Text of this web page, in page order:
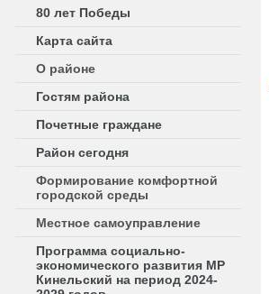
80 лет Победы
Карта сайта
О районе
Гостям района
Почетные граждане
Район сегодня
Формирование комфортной
городской среды
Местное самоуправление
Программа социально-
экономического развития МР
Кинельский на период 2024-